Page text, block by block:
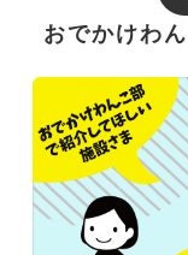
おでかけわ